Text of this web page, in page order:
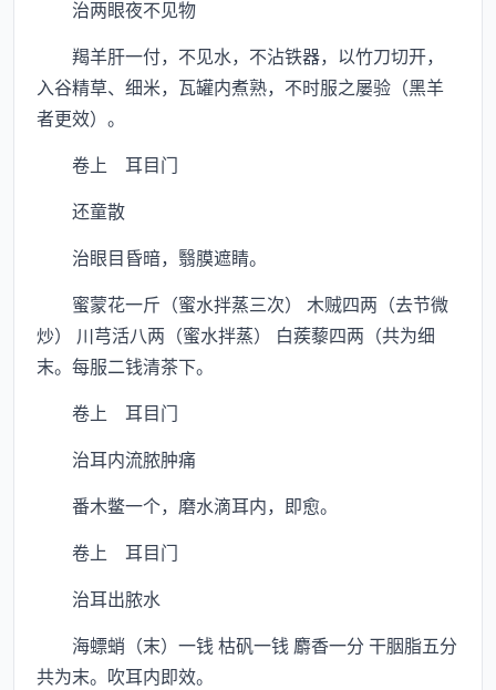
治两眼夜不见物
羯羊肝一付，不见水，不沾铁器，以竹刀切开，
入谷精草、细米，瓦罐内煮熟，不时服之屡验（黑羊
者更效）。
卷上 耳目门
还童散
治眼目昏暗，翳膜遮睛。
蜜蒙花一斤（蜜水拌蒸三次） 木贼四两（去节微
炒） 川芎活八两（蜜水拌蒸） 白蒺藜四两（共为细
末。每服二钱清茶下。
卷上 耳目门
治耳内流脓肿痛
番木鳖一个，磨水滴耳内，即愈。
卷上 耳目门
治耳出脓水
海螵蛸（末）一钱 枯矾一钱 麝香一分 干胭脂五分
共为末。吹耳内即效。